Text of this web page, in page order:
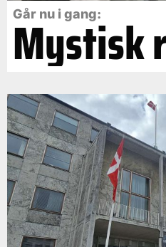
Går nu i gang:
Mystisk